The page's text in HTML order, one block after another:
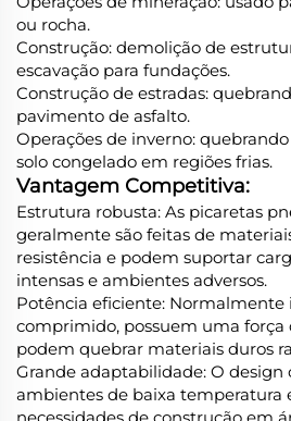
ou rocha.
Construção: demolição de
escavação para fundações.
Construção de estradas:
pavimento de asfalto.
Operações de inverno:
solo congelado em regiões frias.
Vantagem Competitiva:
Estrutura robusta: As picaretas
geralmente são feitas de
resistência e podem suportar
intensas e ambientes adversos.
Potência eficiente: Normalmente
comprimido, possuem uma força
podem quebrar materiais duros
Grande adaptabilidade: O design
ambientes de baixa temperatura